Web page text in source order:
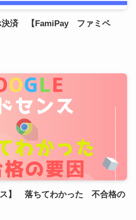
済 【FamiPay ファミペ
ス】 落ちてわかった 不合格の